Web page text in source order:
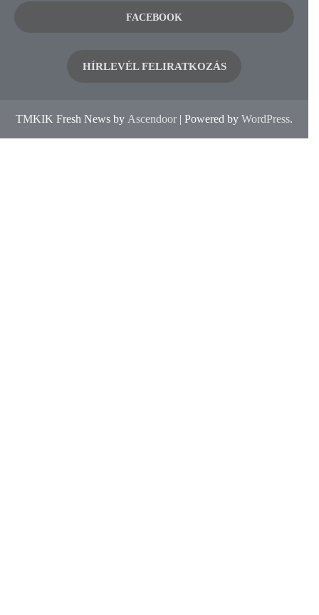
FACEBOOK
HÍRLEVÉL FELIRATKOZÁS
TMKIK Fresh News by Ascendoor | Powered by WordPress.